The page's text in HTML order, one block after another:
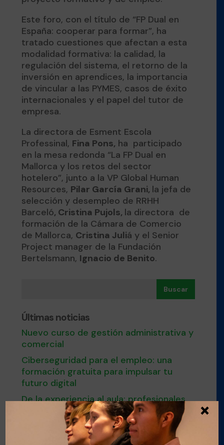
Este foro, con el título de “FP Dual en
España: cooperar para formar”, ha
tratado cuestiones que afectan a esta
modalidad formativa: la calidad, la
regulación del sistema, el retorno de la
inversión en aprendices, la importancia
de vincular a las PYMES, casos de éxito
internacionales y el papel del tutor de
empresa.
La directora de Esment Escola
Professinal, Fina Pons, ha participado
en la mesa redonda “La FP Dual en
Mallorca y los retos del sector
hotelero”, junto a la VP Global Human
Resources, Pilar García Grani, la jefa de
selección y desempleo de RRHH
Barceló, Cristina Pujols, la directora de
formación de la Cámara de Comercio
de Mallorca, Cristina Juliá y el Senior
Project manager de la Fundación
Bertelsmann, Ignacio de Benito.
Buscar
Últimas noticias
Nuevo curso de gestión administrativa y
comercial
Ciberseguridad para el empleo: una
formación gratuita para impulsar tu
futuro digital
De la experiencia al aula: profesionales
que dan el salto a la docencia
Últimas plazas para el curso de Nutrición
y cocina saludable en Esment Inca
×